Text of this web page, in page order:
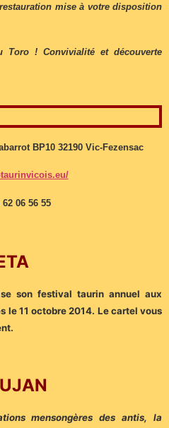
mise à votre disposition
! Convivialité et découverte
BP10 32190 Vic-Fezensac
06 56 55
son festival taurin annuel aux
le 11 octobre 2014. Le cartel vous
mensongères des antis, la